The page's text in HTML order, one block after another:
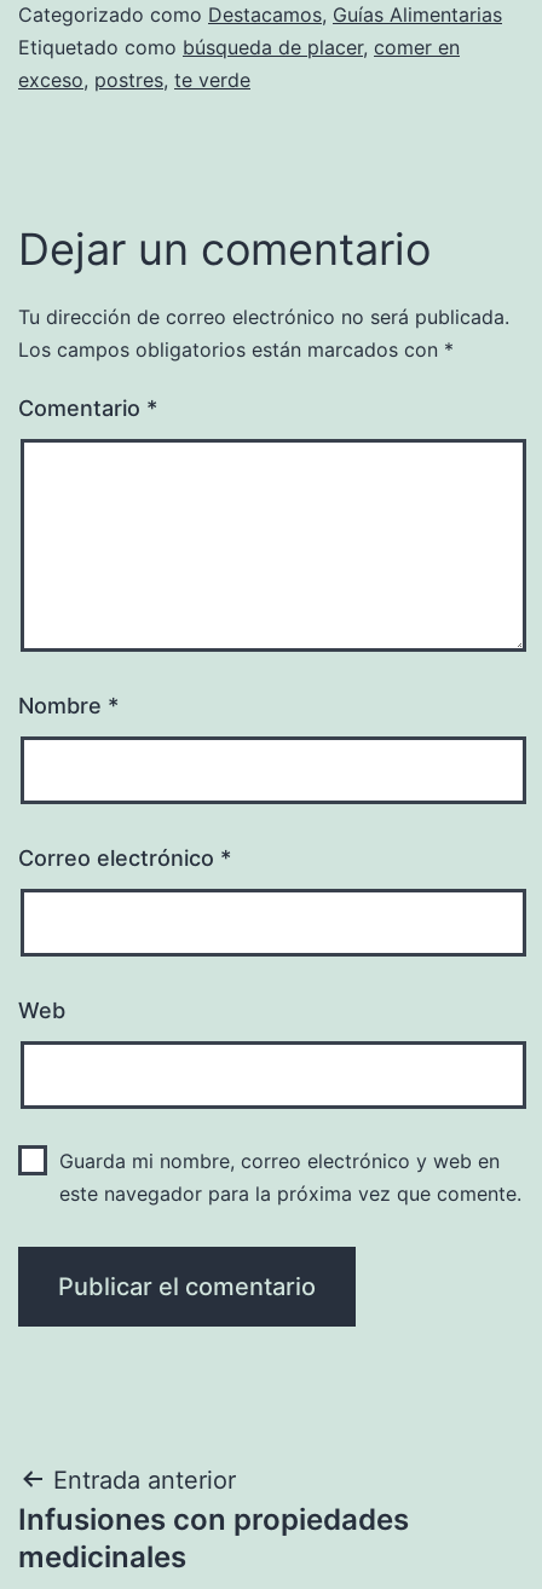
Categorizado como Destacamos, Guías Alimentarias
Etiquetado como búsqueda de placer, comer en
exceso, postres, te verde
Dejar un comentario
Tu dirección de correo electrónico no será publicada.
Los campos obligatorios están marcados con *
Comentario *
Nombre *
Correo electrónico *
Web
Guarda mi nombre, correo electrónico y web en
este navegador para la próxima vez que comente.
Navegación
de
Entrada anterior
Infusiones con propiedades
medicinales